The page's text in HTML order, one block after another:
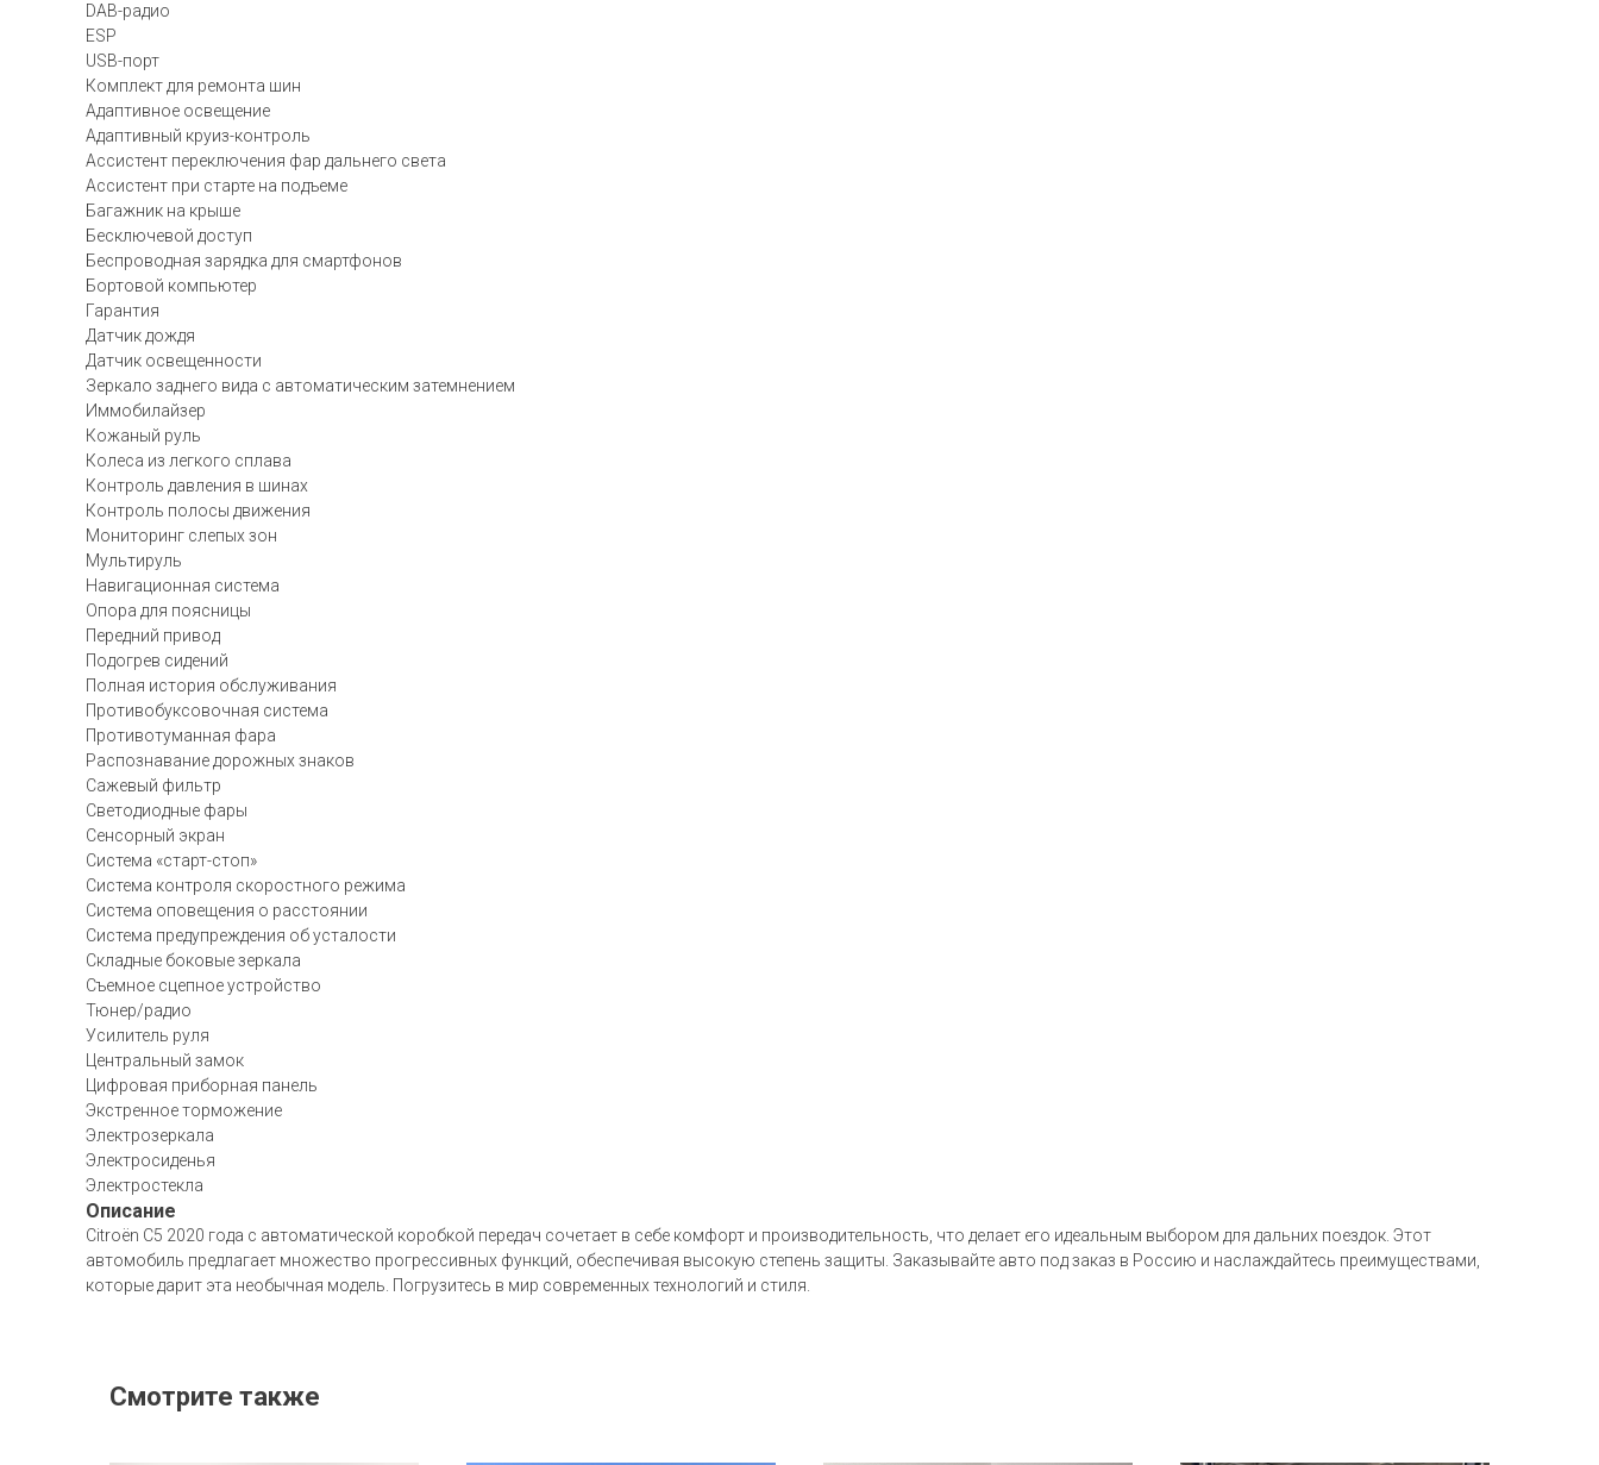
DAB-радио
ESP
USB-порт
Комплект для ремонта шин
Адаптивное освещение
Адаптивный круиз-контроль
Ассистент переключения фар дальнего света
Ассистент при старте на подъеме
Багажник на крыше
Бесключевой доступ
Беспроводная зарядка для смартфонов
Бортовой компьютер
Гарантия
Датчик дождя
Датчик освещенности
Зеркало заднего вида с автоматическим затемнением
Иммобилайзер
Кожаный руль
Колеса из легкого сплава
Контроль давления в шинах
Контроль полосы движения
Мониторинг слепых зон
Мультируль
Навигационная система
Опора для поясницы
Передний привод
Подогрев сидений
Полная история обслуживания
Противобуксовочная система
Противотуманная фара
Распознавание дорожных знаков
Сажевый фильтр
Светодиодные фары
Сенсорный экран
Система «старт-стоп»
Система контроля скоростного режима
Система оповещения о расстоянии
Система предупреждения об усталости
Складные боковые зеркала
Съемное сцепное устройство
Тюнер/радио
Усилитель руля
Центральный замок
Цифровая приборная панель
Экстренное торможение
Электрозеркала
Электросиденья
Электростекла
Описание
Citroën C5 2020 года с автоматической коробкой передач сочетает в себе комфорт и производительность, что делает его идеальным выбором для дальних поездок. Этот
автомобиль предлагает множество прогрессивных функций, обеспечивая высокую степень защиты. Заказывайте авто под заказ в Россию и наслаждайтесь преимуществами,
которые дарит эта необычная модель. Погрузитесь в мир современных технологий и стиля.
Смотрите также